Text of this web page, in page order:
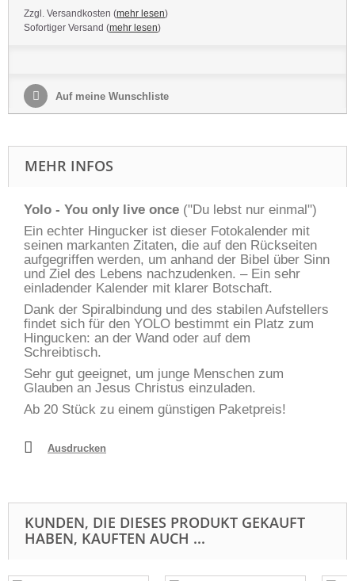
Zzgl. Versandkosten (mehr lesen)
Sofortiger Versand (mehr lesen)
Auf meine Wunschliste
MEHR INFOS
Yolo - You only live once ("Du lebst nur einmal")
Ein echter Hingucker ist dieser Fotokalender mit
seinen markanten Zitaten, die auf den Rückseiten
aufgegriffen werden, um anhand der Bibel über Sinn
und Ziel des Lebens nachzudenken. – Ein sehr
einladender Kalender mit klarer Botschaft.
Dank der Spiralbindung und des stabilen Aufstellers
findet sich für den YOLO bestimmt ein Platz zum
Hingucken: an der Wand oder auf dem
Schreibtisch.
Sehr gut geeignet, um junge Menschen zum
Glauben an Jesus Christus einzuladen.
Ab 20 Stück zu einem günstigen Paketpreis!
Ausdrucken
KUNDEN, DIE DIESES PRODUKT GEKAUFT
HABEN, KAUFTEN AUCH ...